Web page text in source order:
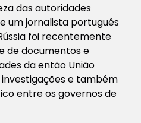
das autoridades
um jornalista português
foi recentemente
de documentos e
da então União
e também
entre os governos de